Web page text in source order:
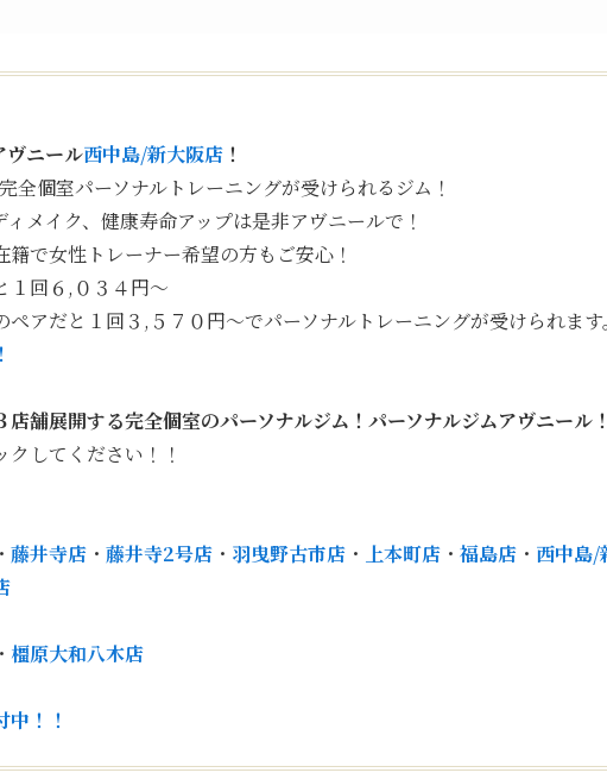
ヴニール西中島/新大阪店 ！
全個室パーソナルトレーニングが受けられるジム！
ィメイク、健康寿命アップは是非アヴニールで！
籍で女性トレーナー希望の方もご安心！
１回６,０３４円〜
ペアだと１回３,５７０円〜でパーソナルトレーニングが受けられま
店舗展開する完全個室のパーソナルジム！パーソナルジムアヴニール
してください！！
・ 藤井寺店 ・ 藤井寺2号店 ・ 羽曳野古市店 ・ 上本町店 ・ 福島店 ・ 西中島/
・ 橿原大和八木店
！！